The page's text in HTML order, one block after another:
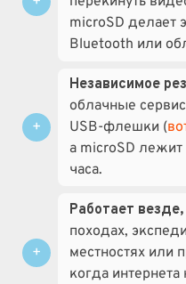
microSD делает
Bluetooth или
Независимое
облачные
USB-флешки (
а microSD лежит
часа.
Работает
походах,
местностях или
когда интернета